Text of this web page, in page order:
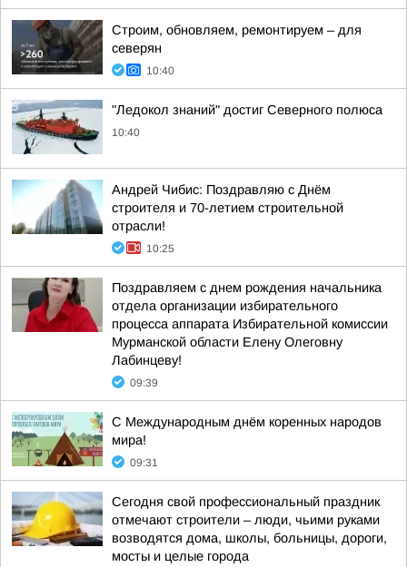
Строим, обновляем, ремонтируем – для
северян
10:40
"Ледокол знаний" достиг Северного полюса
10:40
Андрей Чибис: Поздравляю с Днём
строителя и 70-летием строительной
отрасли!
10:25
Поздравляем с днем рождения начальника
отдела организации избирательного
процесса аппарата Избирательной комиссии
Мурманской области Елену Олеговну
Лабинцеву!
09:39
С Международным днём коренных народов
мира!
09:31
Сегодня свой профессиональный праздник
отмечают строители – люди, чьими руками
возводятся дома, школы, больницы, дороги,
мосты и целые города